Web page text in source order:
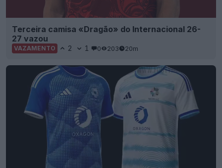
Terceira camisa «Dragão» do Internacional 26-
27 vazou
VAZAMENTO 2 1 0 203 20m